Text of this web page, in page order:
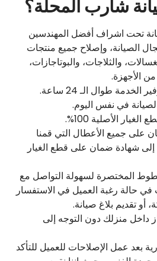
شارب المحلة؟
تحت اشراف أفضل المهندسين
الصيانة، وإصلاح جميع منتجات
والثلاجات، والبوتاجازات،
الأجهزة.
طوال الـ 24 ساعة.
في نفس اليوم.
الأصلية 100%.
على جميع الأعطال التي قمنا
إلى شهادة ضمان على قطع الغيار
المختصرة لسهولة التواصل مع
حالة رغبة العميل في الاستفسار
تقديم بلاغ صيانة.
داخل منزلك دون التوجه إلى
بعد عمل الإصلاحات للعميل للتأكد